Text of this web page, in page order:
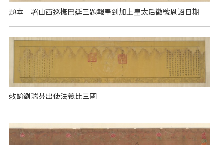
題本 署山西巡撫巴延三題報奉到加上皇太后徽號恩詔日期
敕諭劉瑞芬出使法義比三國